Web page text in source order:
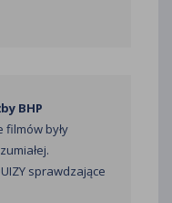
BHP
filmów były
sprawdzające